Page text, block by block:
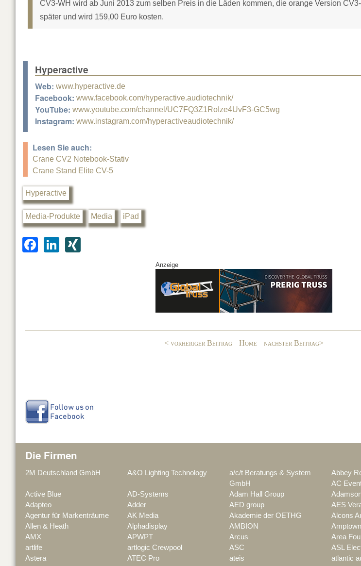
CV3-WH wird ab Juni 2013 zum selben Preis in die Läden kommen, die orange Version
später und wird 159,00 Euro kosten.
Hyperactive
Web: www.hyperactive.de
Facebook: www.facebook.com/hyperactive.audiotechnik/
YouTube: www.youtube.com/channel/UC7FQ3Z1RoIze4UvF3-GC5wg
Instagram: www.instagram.com/hyperactiveaudiotechnik/
Lesen Sie auch:
Crane CV2 Notebook-Stativ
Crane Stand Elite CV-5
Hyperactive
Media-Produkte Media iPad
F
o
Li
Anzeige
< vorheriger Beitrag Home nächster Beitrag>
Die Firmen
2M Deutschland GmbH A&O Lighting Technology
a/c/t Beratungs & System
GmbH
Abbey
AC
Active Blue
AD-Systems Adam Hall Group
Adapteo
Adder AED group AES
Agentur für Markenträume
AK Media Akademie der OETHG Alcons
Allen & Heath
Alphadisplay AMBION
AMX
APWPT Arcus Area
artlife
artlogic Crewpool ASC ASL
Astera
ATEC Pro ateis atlantic